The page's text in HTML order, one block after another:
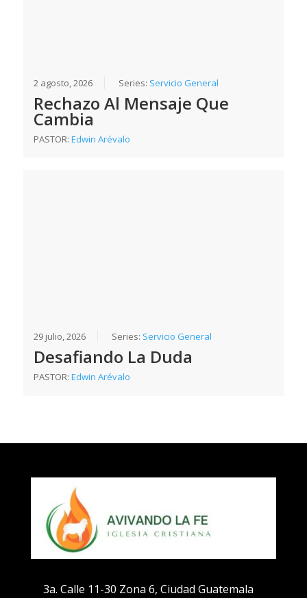
2 agosto, 2026 Series: Servicio General
Rechazo Al Mensaje Que
Cambia
PASTOR:Edwin Arévalo
29 julio, 2026 Series: Servicio General
Desafiando La Duda
PASTOR:Edwin Arévalo
3a. Calle 11-30 Zona 6, Ciudad Guatemala